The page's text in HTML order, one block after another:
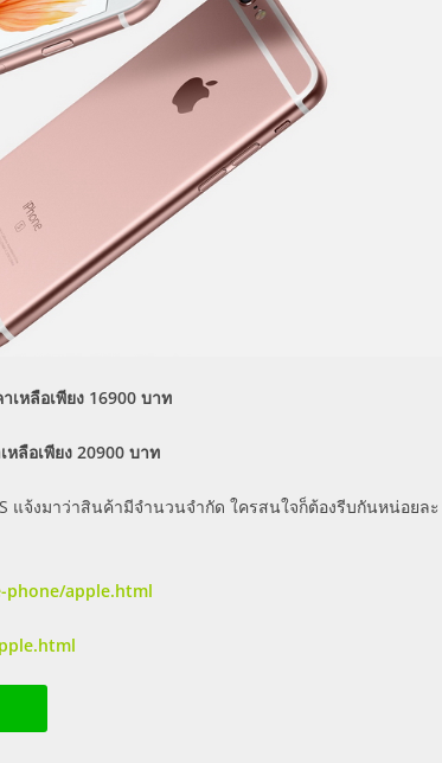
เหลือเพียง 16900 บาท
หลือเพียง 20900 บาท
แจ้งมาว่าสินค้ามีจำนวนจำกัด ใครสนใจก็ต้องรีบกันหน่อยละ
apple.html